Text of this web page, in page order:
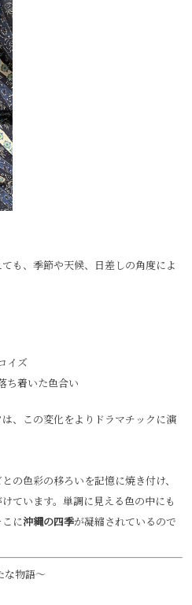
も、季節や天候、日差しの角度によ
イズ
ち着いた色合い
、この変化をよりドラマチックに演
の色彩の移ろいを記憶に焼き付け、
ています。単調に見える色の中にも
に沖縄の四季が凝縮されているので
な物語〜